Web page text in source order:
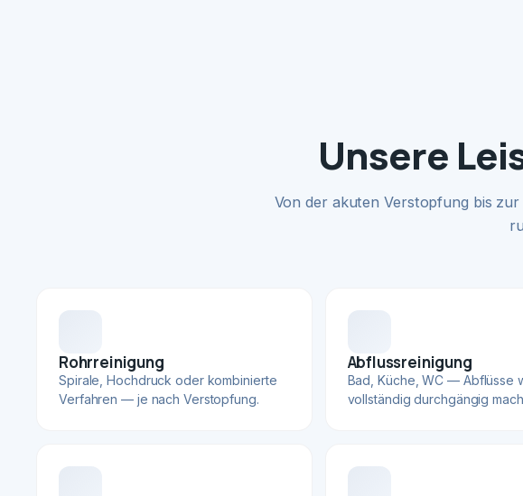
Unsere
Von der akuten Verstopfung bis
Rohrreinigung
Spirale, Hochdruck oder kombinierte
Verfahren — je nach Verstopfung.
Abflussreinigung
Bad, Küche, WC — Abflüsse
vollständig durchgängig